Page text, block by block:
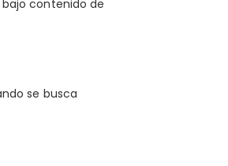
bajo contenido de
se busca